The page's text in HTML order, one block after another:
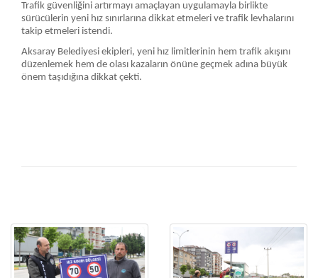
Trafik güvenliğini artırmayı amaçlayan uygulamayla birlikte
sürücülerin yeni hız sınırlarına dikkat etmeleri ve trafik levhalarını
takip etmeleri istendi.
Aksaray Belediyesi ekipleri, yeni hız limitlerinin hem trafik akışını
düzenlemek hem de olası kazaların önüne geçmek adına büyük
önem taşıdığına dikkat çekti.